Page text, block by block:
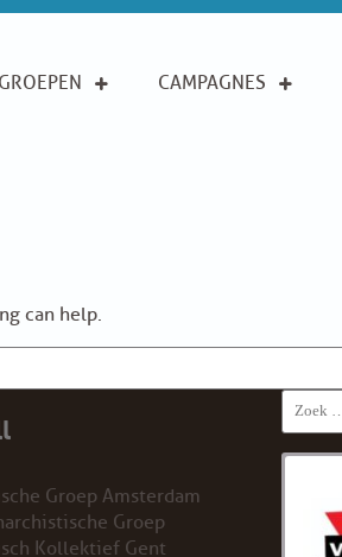
GROEPEN CAMPAGNES
can help.
Search
for:
Groep Amsterdam
Groep
Kollektief Gent